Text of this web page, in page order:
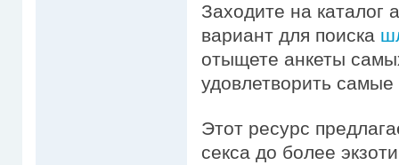
Заходите на каталог
вариант для поиска
отыщете анкеты
удовлетворить
Этот ресурс
секса до более